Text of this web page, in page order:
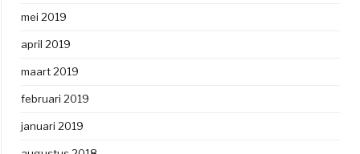
mei 2019
april 2019
maart 2019
februari 2019
januari 2019